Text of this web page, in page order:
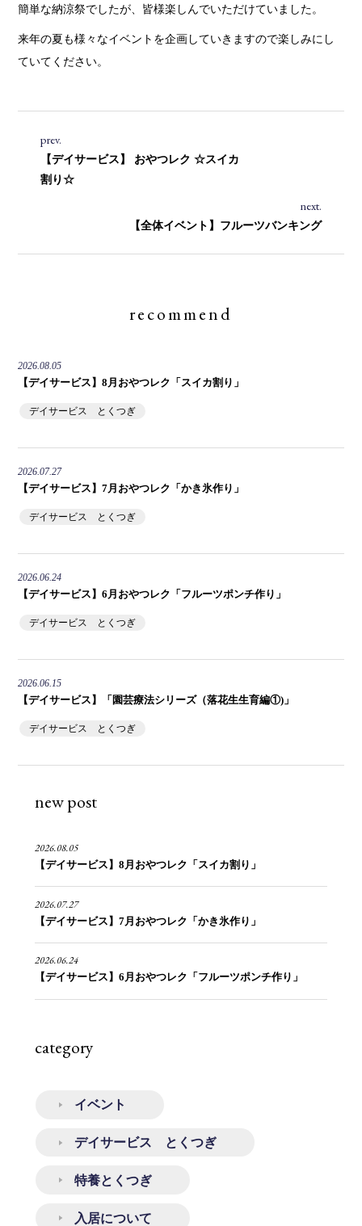
簡単な納涼祭でしたが、皆様楽しんでいただけていました。
来年の夏も様々なイベントを企画していきますので楽しみにし
ていてください。
prev.
【デイサービス】 おやつレク ☆スイカ
割り☆
next.
【全体イベント】フルーツバンキング
recommend
2026.08.05
【デイサービス】8月おやつレク「スイカ割り」
デイサービス とくつぎ
2026.07.27
【デイサービス】7月おやつレク「かき氷作り」
デイサービス とくつぎ
2026.06.24
【デイサービス】6月おやつレク「フルーツポンチ作り」
デイサービス とくつぎ
2026.06.15
【デイサービス】「園芸療法シリーズ（落花生生育編①)」
デイサービス とくつぎ
new post
2026.08.05
【デイサービス】8月おやつレク「スイカ割り」
2026.07.27
【デイサービス】7月おやつレク「かき氷作り」
2026.06.24
【デイサービス】6月おやつレク「フルーツポンチ作り」
category
イベント
デイサービス とくつぎ
特養とくつぎ
入居について